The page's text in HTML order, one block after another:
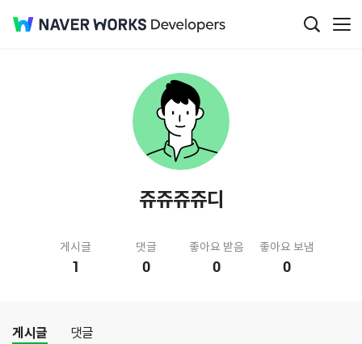
쥬쥬쥬쥬디
게시글
1
댓글
0
좋아요 받음
0
좋아요 보냄
0
게시글 댓글